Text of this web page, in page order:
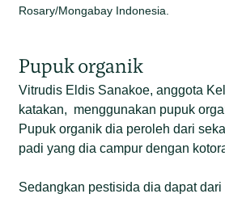
Rosary/Mongabay Indonesia.
Pupuk organik
Vitrudis Eldis Sanakoe, anggota
katakan, menggunakan pupuk
Pupuk organik dia peroleh dari
padi yang dia campur dengan
Sedangkan pestisida dia dapat